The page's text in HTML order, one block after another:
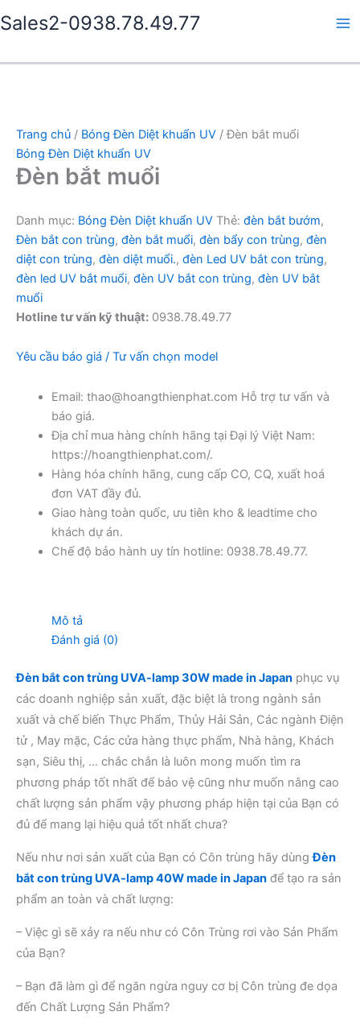
tới
dung
Sales2-0938.78.49.77
Trang chủ / Bóng Đèn Diệt khuẩn UV / Đèn bắt muổi
Bóng Đèn Diệt khuẩn UV
Đèn bắt muổi
Danh mục: Bóng Đèn Diệt khuẩn UV Thẻ: đèn bắt bướm,
Đèn bắt con trùng, đèn bắt muổi, đèn bẩy con trùng, đèn
diệt con trùng, đèn diệt muổi., đèn Led UV bắt con trùng,
đèn led UV bắt muổi, đèn UV bắt con trùng, đèn UV bắt
muổi
Hotline tư vấn kỹ thuật: 0938.78.49.77
Yêu cầu báo giá / Tư vấn chọn model
Email: thao@hoangthienphat.com Hỗ trợ tư vấn và
báo giá.
Địa chỉ mua hàng chính hãng tại Đại lý Việt Nam:
https://hoangthienphat.com/.
Hàng hóa chính hãng, cung cấp CO, CQ, xuất hoá
đơn VAT đầy đủ.
Giao hàng toàn quốc, ưu tiên kho & leadtime cho
khách dự án.
Chế độ bảo hành uy tín hotline: 0938.78.49.77.
Mô tả
Đánh giá (0)
Đèn bắt con trùng UVA-lamp 30W made in Japan phục vụ
các doanh nghiệp sản xuất, đặc biệt là trong ngành sản
xuất và chế biến Thực Phẩm, Thủy Hải Sản, Các ngành Điện
tử , May mặc, Các cửa hàng thực phẩm, Nhà hàng, Khách
sạn, Siêu thị, … chắc chắn là luôn mong muốn tìm ra
phương pháp tốt nhất để bảo vệ cũng như muốn nâng cao
chất lượng sản phẩm vậy phương pháp hiện tại của Bạn có
đủ để mang lại hiệu quả tốt nhất chưa?
Nếu như nơi sản xuất của Bạn có Côn trùng hãy dùng Đèn
bắt con trùng UVA-lamp 40W made in Japan để tạo ra sản
phẩm an toàn và chất lượng:
– Việc gì sẽ xảy ra nếu như có Côn Trùng rơi vào Sản Phẩm
của Bạn?
– Bạn đã làm gì để ngăn ngừa nguy cơ bị Côn trùng đe dọa
đến Chất Lượng Sản Phẩm?